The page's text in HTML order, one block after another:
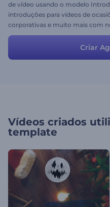
de vídeo usando o modelo
introduções para vídeos de
corporativas e muito mais com
Criar
Vídeos criados
template